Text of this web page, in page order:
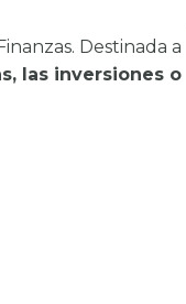
Destinada a
las inversiones o